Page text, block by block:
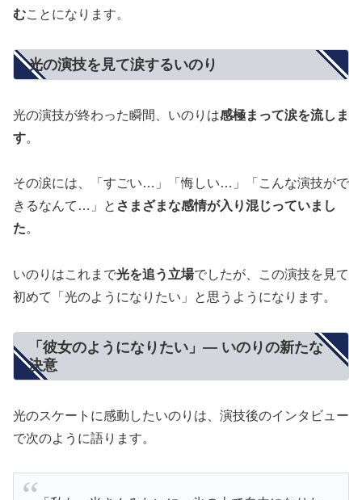
むことになります。
光の演技を見て涙するいのり
光の演技が終わった瞬間、いのりは感極まって涙を流しま
す。
その涙には、「すごい…」「悔しい…」「こんな演技がで
きるなんて…」と さまざまな感情が入り混じっていまし
た。
いのりはこれまで光を追う立場でしたが、この演技を見て
初めて「光のようになりたい」と思うようになります。
「彼女のようになりたい」— いのりの新たな
決意
光のスケートに感動したいのりは、演技後のインタビュー
で次のように語ります。